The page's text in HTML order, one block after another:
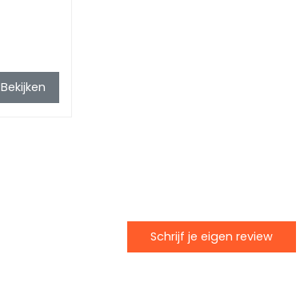
Bekijken
Schrijf je eigen review